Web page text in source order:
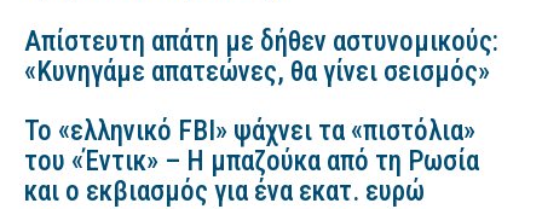
Απίστευτη απάτη με δήθεν αστυνομικούς:
«Κυνηγάμε απατεώνες, θα γίνει σεισμός»
Το «ελληνικό FBI» ψάχνει τα «πιστόλια»
του «Έντικ» – Η μπαζούκα από τη Ρωσία
και ο εκβιασμός για ένα εκατ. ευρώ